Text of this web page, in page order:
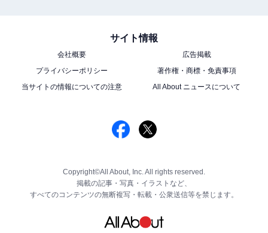
サイト情報
会社概要
広告掲載
プライバシーポリシー
著作権・商標・免責事項
当サイトの情報についての注意
All About ニュースについて
Copyright©All About, Inc. All rights reserved.
掲載の記事・写真・イラストなど、
すべてのコンテンツの無断複写・転載・公衆送信等を禁じます。